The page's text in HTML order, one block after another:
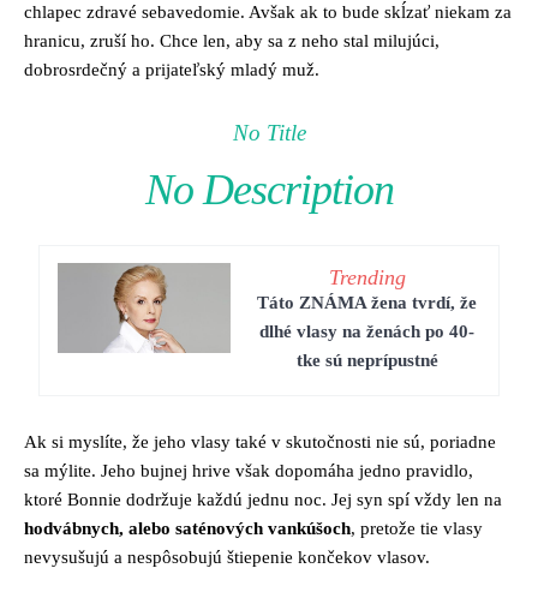
chlapec zdravé sebavedomie. Avšak ak to bude skĺzať niekam za
hranicu, zruší ho. Chce len, aby sa z neho stal milujúci,
dobrosrdečný a prijateľský mladý muž.
No Title
No Description
Trending
Táto ZNÁMA žena tvrdí, že
dlhé vlasy na ženách po 40-
tke sú neprípustné
Ak si myslíte, že jeho vlasy také v skutočnosti nie sú, poriadne
sa mýlite. Jeho bujnej hrive však dopomáha jedno pravidlo,
ktoré Bonnie dodržuje každú jednu noc. Jej syn spí vždy len na
hodvábnych, alebo saténových vankúšoch, pretože tie vlasy
nevysušujú a nespôsobujú štiepenie končekov vlasov.